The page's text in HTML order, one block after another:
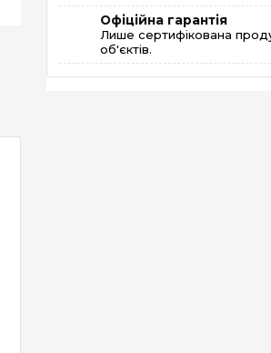
Офіційна гарантія
Лише сертифікована
об'єктів.